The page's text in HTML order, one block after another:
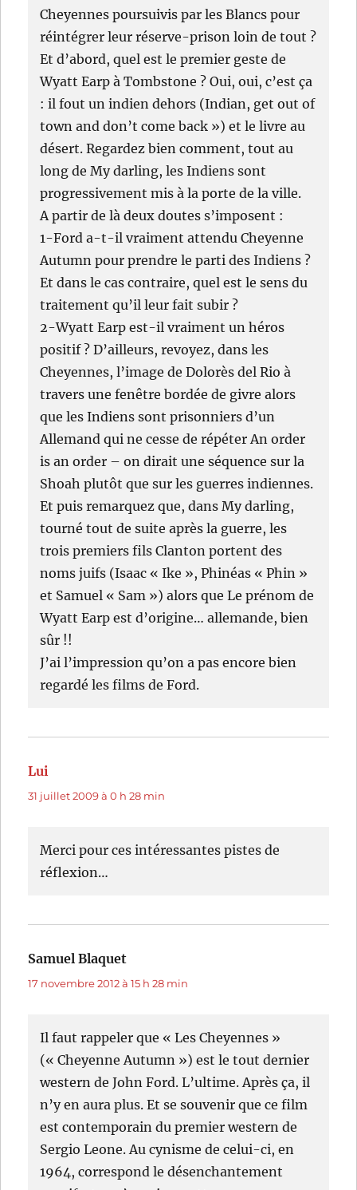
Cheyennes poursuivis par les Blancs pour
réintégrer leur réserve-prison loin de tout ?
Et d’abord, quel est le premier geste de
Wyatt Earp à Tombstone ? Oui, oui, c’est ça
: il fout un indien dehors (Indian, get out of
town and don’t come back ») et le livre au
désert. Regardez bien comment, tout au
long de My darling, les Indiens sont
progressivement mis à la porte de la ville.
A partir de là deux doutes s’imposent :
1-Ford a-t-il vraiment attendu Cheyenne
Autumn pour prendre le parti des Indiens ?
Et dans le cas contraire, quel est le sens du
traitement qu’il leur fait subir ?
2-Wyatt Earp est-il vraiment un héros
positif ? D’ailleurs, revoyez, dans les
Cheyennes, l’image de Dolorès del Rio à
travers une fenêtre bordée de givre alors
que les Indiens sont prisonniers d’un
Allemand qui ne cesse de répéter An order
is an order – on dirait une séquence sur la
Shoah plutôt que sur les guerres indiennes.
Et puis remarquez que, dans My darling,
tourné tout de suite après la guerre, les
trois premiers fils Clanton portent des
noms juifs (Isaac « Ike », Phinéas « Phin »
et Samuel « Sam ») alors que Le prénom de
Wyatt Earp est d’origine… allemande, bien
sûr !!
J’ai l’impression qu’on a pas encore bien
regardé les films de Ford.
Lui
31 juillet 2009 à 0 h 28 min
Merci pour ces intéressantes pistes de
réflexion…
Samuel Blaquet
17 novembre 2012 à 15 h 28 min
Il faut rappeler que « Les Cheyennes »
(« Cheyenne Autumn ») est le tout dernier
western de John Ford. L’ultime. Après ça, il
n’y en aura plus. Et se souvenir que ce film
est contemporain du premier western de
Sergio Leone. Au cynisme de celui-ci, en
1964, correspond le désenchantement